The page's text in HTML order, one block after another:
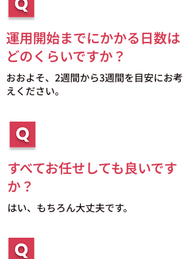
運用開始までにかかる日数は
どのくらいですか？
おおよそ、2週間から3週間を目安にお考
えください。
すべてお任せしても良いです
か？
はい、もちろん大丈夫です。